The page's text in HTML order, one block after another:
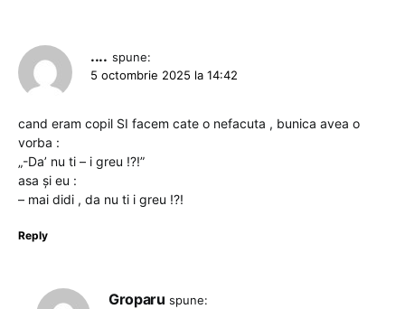
.... spune:
5 octombrie 2025 la 14:42
cand eram copil SI facem cate o nefacuta , bunica avea o
vorba :
„-Da’ nu ti – i greu !?!”
asa și eu :
– mai didi , da nu ti i greu !?!
Reply
Groparu spune: